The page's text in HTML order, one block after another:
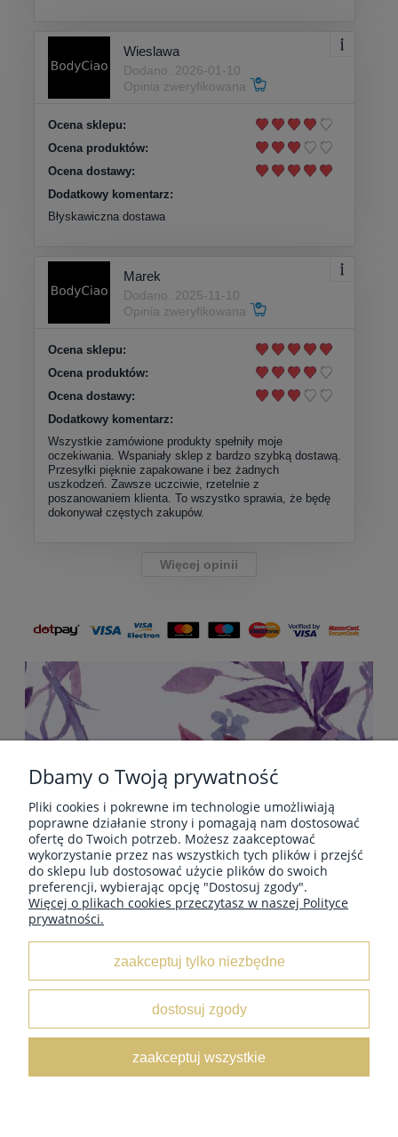
Wieslawa
Dodano: 2026-01-10
Opinia zweryfikowana
Ocena sklepu:
Ocena produktów:
Ocena dostawy:
Dodatkowy komentarz:
Błyskawiczna dostawa
Marek
Dodano: 2025-11-10
Opinia zweryfikowana
Ocena sklepu:
Ocena produktów:
Ocena dostawy:
Dodatkowy komentarz:
Wszystkie zamówione produkty spełniły moje
oczekiwania. Wspaniały sklep z bardzo szybką dostawą.
Przesyłki pięknie zapakowane i bez żadnych
uszkodzeń. Zawsze uczciwie, rzetelnie z
poszanowaniem klienta. To wszystko sprawia, że będę
dokonywał częstych zakupów.
Więcej opinii
POMOC
PŁATNOŚCI I DOSTAWA
INFORMACJE
KOLEKCJE
Dbamy o Twoją prywatność
Pliki cookies i pokrewne im technologie umożliwiają
poprawne działanie strony i pomagają nam dostosować
ofertę do Twoich potrzeb. Możesz zaakceptować
wykorzystanie przez nas wszystkich tych plików i przejść
do sklepu lub dostosować użycie plików do swoich
preferencji, wybierając opcję "Dostosuj zgody".
Więcej o plikach cookies przeczytasz w naszej Polityce
prywatności.
zaakceptuj tylko niezbędne
dostosuj zgody
zaakceptuj wszystkie